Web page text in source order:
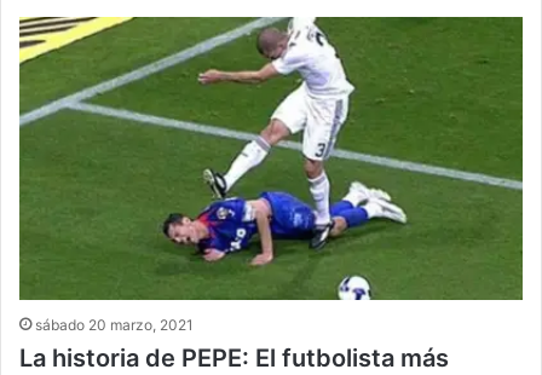
sábado 20 marzo, 2021
La historia de PEPE: El futbolista más